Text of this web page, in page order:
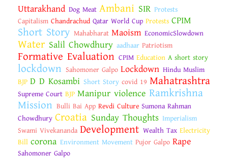
Uttarakhand Dog Meat Ambani SIR Protests
Capitalism Chandrachud Qatar World Cup Protests CPIM
Short Story Mahabharat Maoism EconomicSlowdown
Water Salil Chowdhury aadhaar Patriotism
Formative Evaluation CPIM Education A short story
lockdown Sahomoner Galpo Lockdown Hindu Muslim
BJP D D Kosambi Short Story covid 19 Mahatrashtra
Supreme Court BJP Manipur violence Ramkrishna
Mission Bulli Bai App Revdi Culture Sumona Rahman
Chowdhury Croatia Sunday Thoughts Imperialism
Swami Vivekananda Development Wealth Tax Electricity
Bill corona Environment Movement Pujor Galpo Rape
Sahomoner Galpo